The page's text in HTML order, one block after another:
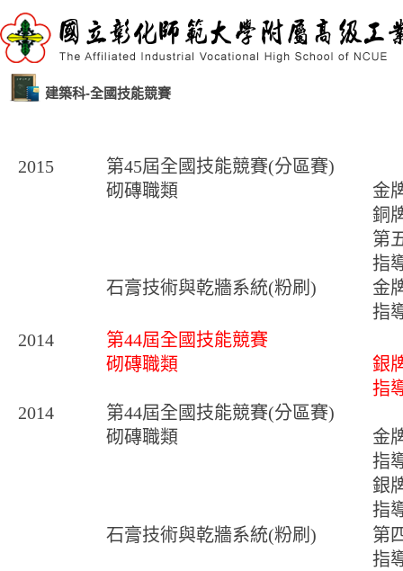
建築科-全國技能競賽
2015
第45屆全國技能競賽(分區賽)
砌磚職類
金
銅
第
指
石膏技術與乾牆系統(粉刷)
金
指
2014
第44屆全國技能競賽
砌磚職類
銀
指
2014
第44屆全國技能競賽(分區賽)
砌磚職類
金
指
銀
指
石膏技術與乾牆系統(粉刷)
第
指